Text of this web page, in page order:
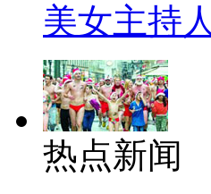
美女主持
热点新闻